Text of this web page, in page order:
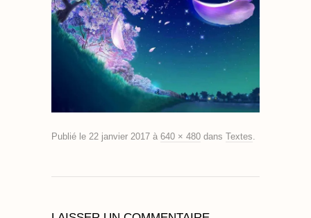
Publié le 22 janvier 2017 à 640 × 480 dans Textes.